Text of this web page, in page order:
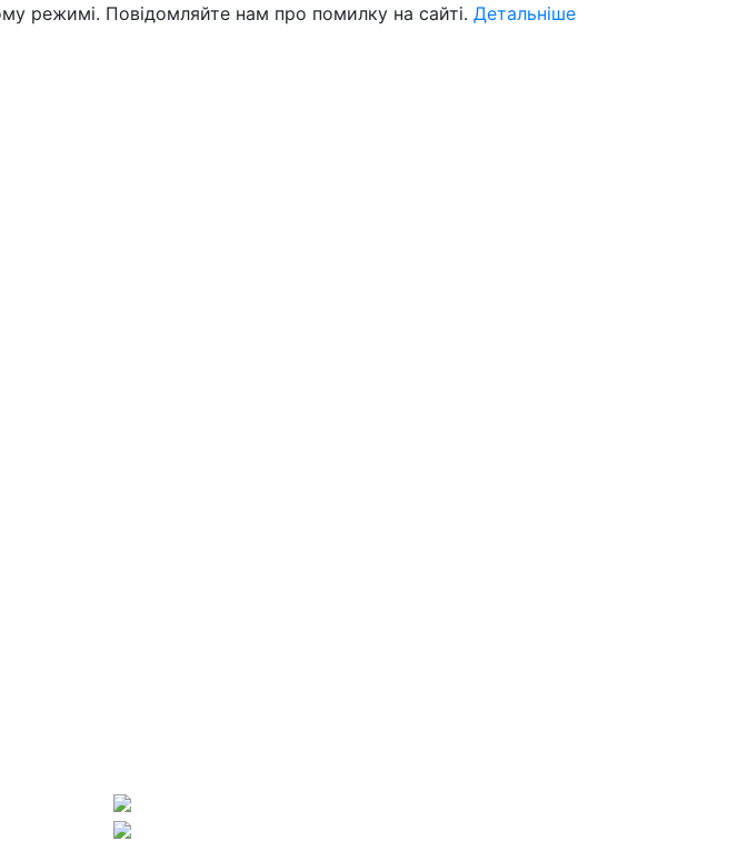
режимі. Повідомляйте нам про помилку на сайті. Детальніше